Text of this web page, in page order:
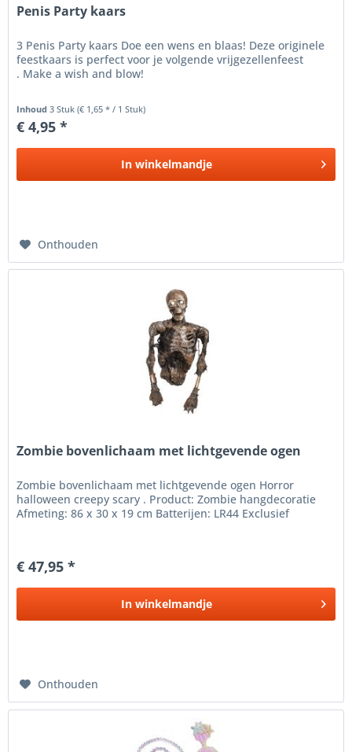
Penis Party kaars
3 Penis Party kaars Doe een wens en blaas! Deze originele
feestkaars is perfect voor je volgende vrijgezellenfeest
. Make a wish and blow!
Inhoud3 Stuk(€ 1,65 * / 1 Stuk)
€ 4,95 *
In winkelmandje
Onthouden
Zombie bovenlichaam met lichtgevende ogen
Zombie bovenlichaam met lichtgevende ogen Horror
halloween creepy scary . Product: Zombie hangdecoratie
Afmeting: 86 x 30 x 19 cm Batterijen: LR44 Exclusief
€ 47,95 *
In winkelmandje
Onthouden